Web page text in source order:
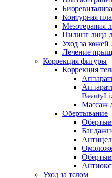
Контурная
Мезотерапия
Пилинг лица
Уход за
Лечение
Коррекция фигуры
Коррекция
Массаж
Обертывание
Уход за телом